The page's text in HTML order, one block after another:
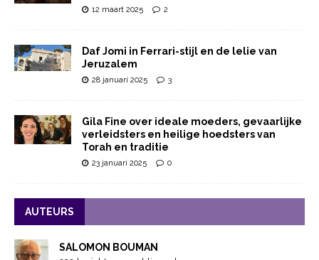
12 maart 2025 2
Daf Jomi in Ferrari-stijl en de lelie van
Jeruzalem
28 januari 2025 3
Gila Fine over ideale moeders, gevaarlijke
verleidsters en heilige hoedsters van
Torah en traditie
23 januari 2025 0
AUTEURS
SALOMON BOUMAN